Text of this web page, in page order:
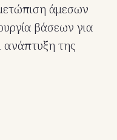
άμεσων
βάσεων για
ανάπτυξη της